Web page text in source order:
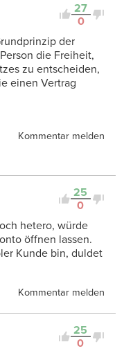
27
0
der
die Freiheit,
zu entscheiden,
einen Vertrag
Kommentar melden
25
0
hetero, würde
öffnen lassen.
Kunde bin, duldet
Kommentar melden
25
0